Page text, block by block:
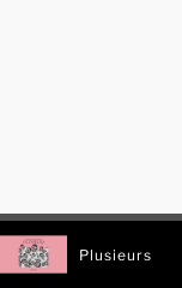
Plusieurs